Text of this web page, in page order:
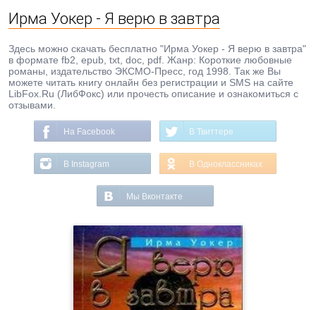
Ирма Уокер - Я верю в завтра
Здесь можно скачать бесплатно "Ирма Уокер - Я верю в завтра"
в формате fb2, epub, txt, doc, pdf. Жанр: Короткие любовные
романы, издательство ЭКСМО-Пресс, год 1998. Так же Вы
можете читать книгу онлайн без регистрации и SMS на сайте
LibFox.Ru (ЛибФокс) или прочесть описание и ознакомиться с
отзывами.
На Facebook В Твиттере
В Instagram В Одноклассниках
Мы Вконтакте